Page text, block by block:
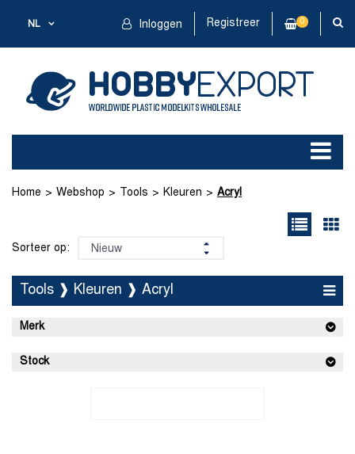
NL Inloggen Registreer 0
Home Webshop Tools Kleuren Acryl
Sorteer op:
Tools ❱ Kleuren ❱ Acryl
Merk
Stock